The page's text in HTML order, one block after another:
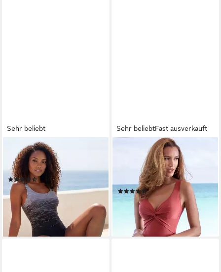
Sehr beliebt
LASCANA
Badeanzug mit Batikprint und
Shaping-Effekt
(2646)
ab 74,99 €
lieferbar - in 1-2 Werktagen bei dir
Sehr beliebtFast ausverkauft
Badeanzug mit Shaping-
Einsatz vorn, eingearbeitete
Softcups, mit Raffungen
(742)
ab 69,99 €
lieferbar - in 1-2 Werktagen bei dir